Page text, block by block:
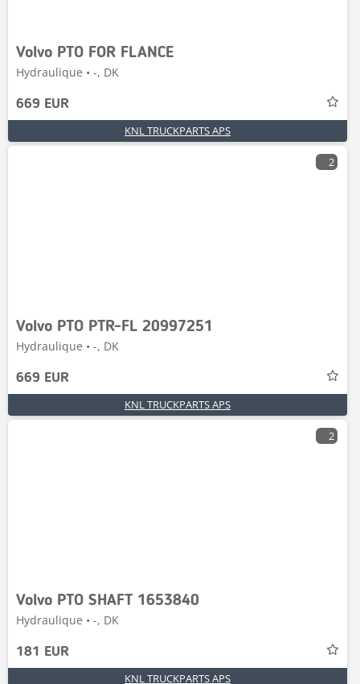
Volvo PTO FOR FLANCE
Hydraulique • -, DK
669 EUR
KNL TRUCKPARTS APS
2
Volvo PTO PTR-FL 20997251
Hydraulique • -, DK
669 EUR
KNL TRUCKPARTS APS
2
Volvo PTO SHAFT 1653840
Hydraulique • -, DK
181 EUR
KNL TRUCKPARTS APS